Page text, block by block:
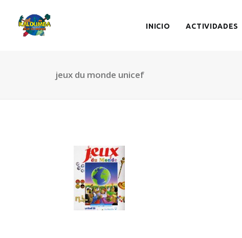
INICIO ACTIVIDADES
jeux du monde unicef